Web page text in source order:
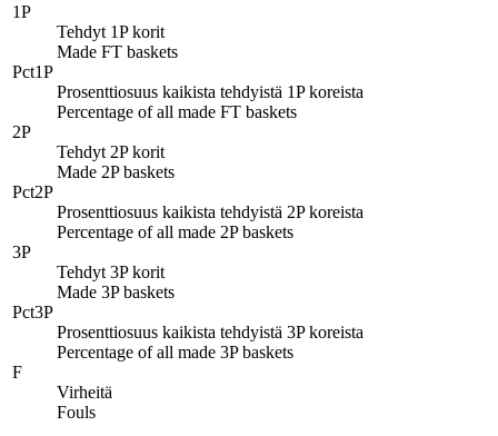
1P
Tehdyt 1P korit
Made FT baskets
Pct1P
Prosenttiosuus kaikista tehdyistä 1P koreista
Percentage of all made FT baskets
2P
Tehdyt 2P korit
Made 2P baskets
Pct2P
Prosenttiosuus kaikista tehdyistä 2P koreista
Percentage of all made 2P baskets
3P
Tehdyt 3P korit
Made 3P baskets
Pct3P
Prosenttiosuus kaikista tehdyistä 3P koreista
Percentage of all made 3P baskets
F
Virheitä
Fouls